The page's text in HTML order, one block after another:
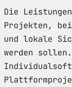
Die
Projekten, bei
und lokale
werden